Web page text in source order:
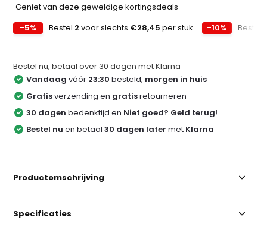
Geniet van deze geweldige kortingsdeals
-5%
Bestel 2 voor slechts €28,45 per stuk -10% Bestel
Bestel nu, betaal over 30 dagen met Klarna
Vandaag vóór 23:30 besteld, morgen in huis
Gratisverzending en gratisretourneren
30 dagen bedenktijd en Niet goed? Geld terug!
Bestel nu en betaal30 dagen later met Klarna
Productomschrijving
Specificaties